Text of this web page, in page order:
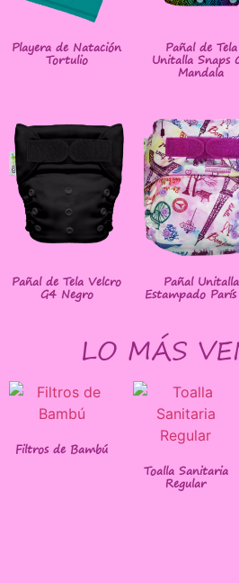
Playera de Natación
Tortulio
Pañal de Tela
Unitalla Snaps
Mandala
Pañal de Tela Velcro
G4 Negro
Pañal Unitalla
Estampado
LO MÁS
Filtros de Bambú
Toalla Sanitaria
Regular